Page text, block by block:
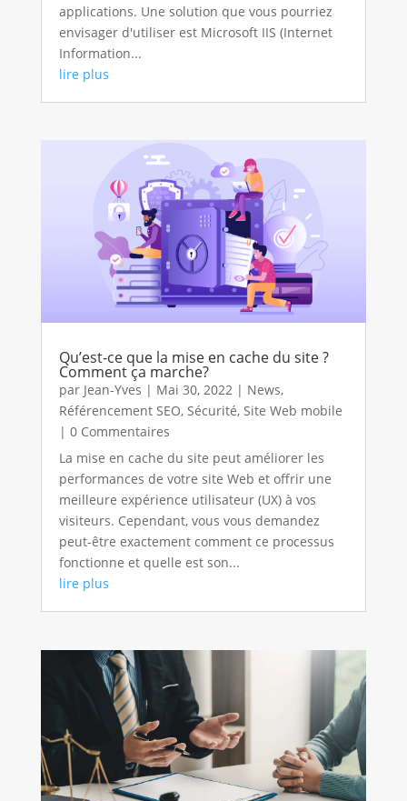
applications. Une solution que vous pourriez
envisager d'utiliser est Microsoft IIS (Internet
Information...
lire plus
Qu’est-ce que la mise en cache du site ?
Comment ça marche?
par Jean-Yves | Mai 30, 2022| News,
Référencement SEO, Sécurité, Site Web mobile
| 0 Commentaires
La mise en cache du site peut améliorer les
performances de votre site Web et offrir une
meilleure expérience utilisateur (UX) à vos
visiteurs. Cependant, vous vous demandez
peut-être exactement comment ce processus
fonctionne et quelle est son...
lire plus